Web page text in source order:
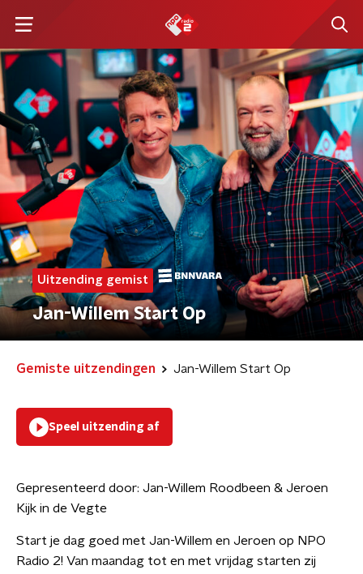
Uitzending gemist
Jan-Willem Start Op
Gemiste uitzendingen Jan-Willem Start Op
Speel uitzending af
Gepresenteerd door: Jan-Willem Roodbeen & Jeroen
Kijk in de Vegte
Start je dag goed met Jan-Willem en Jeroen op NPO
Radio 2! Van maandag tot en met vrijdag starten zij